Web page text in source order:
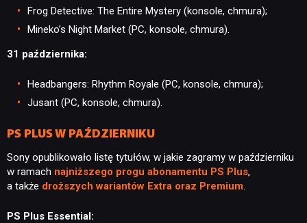
Frog Detective: The Entire Mystery (konsole, chmura);
Mineko’s Night Market (PC, konsole, chmura).
31 października:
Headbangers: Rhythm Royale (PC, konsole, chmura);
Jusant (PC, konsole, chmura).
PS PLUS W PAŹDZIERNIKU
Sony opublikowało listę tytułów, w jakie zagramy w październiku
w ramach najniższego progu abonamentu PS Plus,
a także droższych wariantów Extra oraz Premium.
PS Plus Essential: